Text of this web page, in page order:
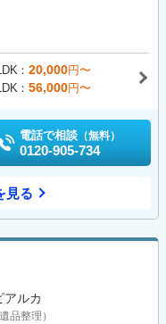
20,000円〜
56,000円〜
電話で相談 （無料）
0120-905-734
見る
アルカ
品整理）